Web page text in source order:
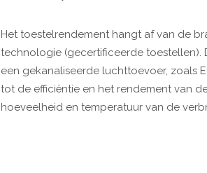
Het toestelrendement hangt af van de
technologie (gecertificeerde
een gekanaliseerde luchttoevoer, zoals
tot de efficiëntie en het rendement van
hoeveelheid en temperatuur van de